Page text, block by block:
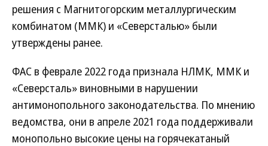
решения с Магнитогорским металлургическим
комбинатом (ММК) и «Северсталью» были
утверждены ранее.
ФАС в феврале 2022 года признала НЛМК, ММК и
«Северсталь» виновными в нарушении
антимонопольного законодательства. По мнению
ведомства, они в апреле 2021 года поддерживали
монопольно высокие цены на горячекатаный